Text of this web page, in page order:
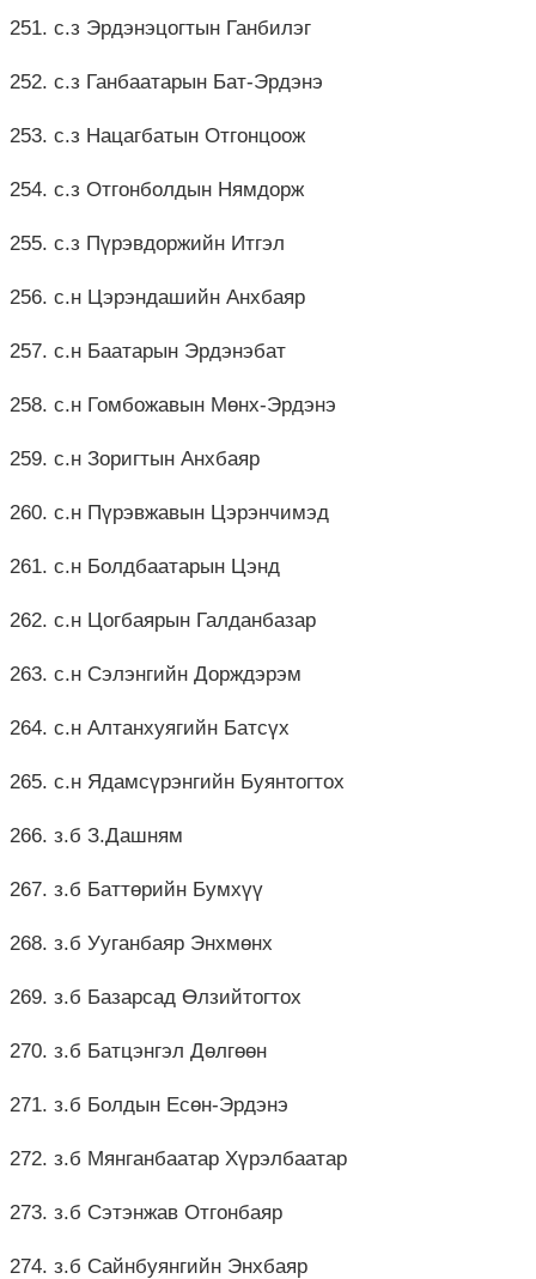
251. с.з Эрдэнэцогтын Ганбилэг
252. с.з Ганбаатарын Бат-Эрдэнэ
253. с.з Нацагбатын Отгонцоож
254. с.з Отгонболдын Нямдорж
255. с.з Пүрэвдоржийн Итгэл
256. с.н Цэрэндашийн Анхбаяр
257. с.н Баатарын Эрдэнэбат
258. с.н Гомбожавын Мөнх-Эрдэнэ
259. с.н Зоригтын Анхбаяр
260. с.н Пүрэвжавын Цэрэнчимэд
261. с.н Болдбаатарын Цэнд
262. с.н Цогбаярын Галданбазар
263. с.н Сэлэнгийн Дорждэрэм
264. с.н Алтанхуягийн Батсүх
265. с.н Ядамсүрэнгийн Буянтогтох
266. з.б З.Дашням
267. з.б Баттөрийн Бумхүү
268. з.б Ууганбаяр Энхмөнх
269. з.б Базарсад Өлзийтогтох
270. з.б Батцэнгэл Дөлгөөн
271. з.б Болдын Есөн-Эрдэнэ
272. з.б Мянганбаатар Хүрэлбаатар
273. з.б Сэтэнжав Отгонбаяр
274. з.б Сайнбуянгийн Энхбаяр